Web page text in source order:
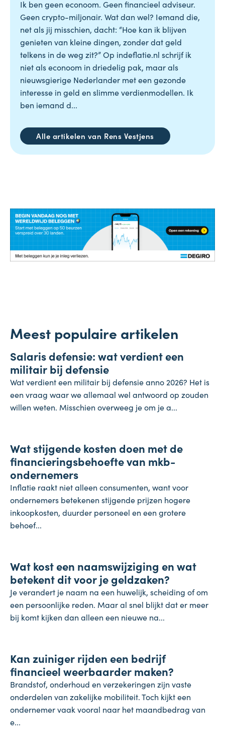
Ik ben geen econoom. Geen financieel adviseur.
Geen crypto-miljonair. Wat dan wel? Iemand die,
net als jij misschien, dacht: “Hoe kan ik blijven
genieten van kleine dingen, zonder dat geld
telkens in de weg zit?” Op indeflatie.nl schrijf ik
niet als econoom in driedelig pak, maar als
nieuwsgierige Nederlander met een gezonde
interesse in geld en slimme verdienmodellen. Ik
ben iemand d...
Alle artikelen van Rens Vestjens
Meest populaire artikelen
7 augustus 2026
Salaris defensie: wat verdient een
militair bij defensie
Wat verdient een militair bij defensie anno 2026? Het is
een vraag waar we allemaal wel antwoord op zouden
willen weten. Misschien overweeg je om je a...
4 augustus 2026
Wat stijgende kosten doen met de
financieringsbehoefte van mkb-
ondernemers
Inflatie raakt niet alleen consumenten, want voor
ondernemers betekenen stijgende prijzen hogere
inkoopkosten, duurder personeel en een grotere
behoef...
31 juli 2026
Wat kost een naamswijziging en wat
betekent dit voor je geldzaken?
Je verandert je naam na een huwelijk, scheiding of om
een persoonlijke reden. Maar al snel blijkt dat er meer
bij komt kijken dan alleen een nieuwe na...
28 juli 2026
Kan zuiniger rijden een bedrijf
financieel weerbaarder maken?
Brandstof, onderhoud en verzekeringen zijn vaste
onderdelen van zakelijke mobiliteit. Toch kijkt een
ondernemer vaak vooral naar het maandbedrag van
e...